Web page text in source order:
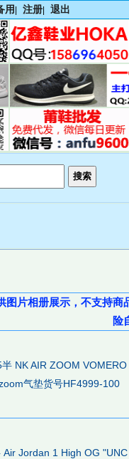
用 注册 退出
图片相册展示，不支持
险
NK AIR ZOOM
气垫货号HF4999-100
Jordan 1 High OG